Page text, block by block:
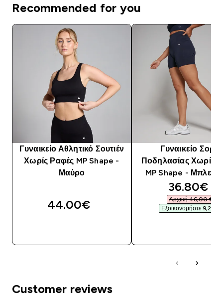
Recommended for you
Γυναικείο Αθλητικό Σουτιέν
Χωρίς Ραφές MP Shape -
Μαύρο
44.00€‎
Γυναικείο Σορτς
Ποδηλασίας Χωρίς
MP Shape - Μπλε
36.80€‎
Αρχική 46,00 €‎
Εξοικονομήστε 9,20 €‎
Customer reviews